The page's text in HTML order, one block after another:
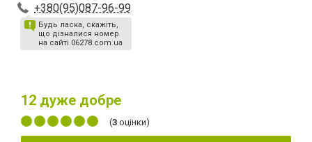
+380(95)087-96-99
Будь ласка, скажіть,
що дізналися номер
на сайті 06278.com.ua
12 дуже добре
(3 оцінки)